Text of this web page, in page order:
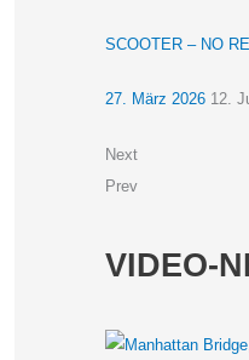
SCOOTER – NO
27. März 2026 12.
Next
Prev
VIDEO-